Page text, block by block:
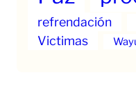
refrendación
Victimas